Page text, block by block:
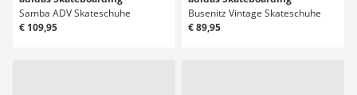
Samba ADV Skateschuhe
€ 109,95
Busenitz Vintage Skateschuhe
€ 89,95